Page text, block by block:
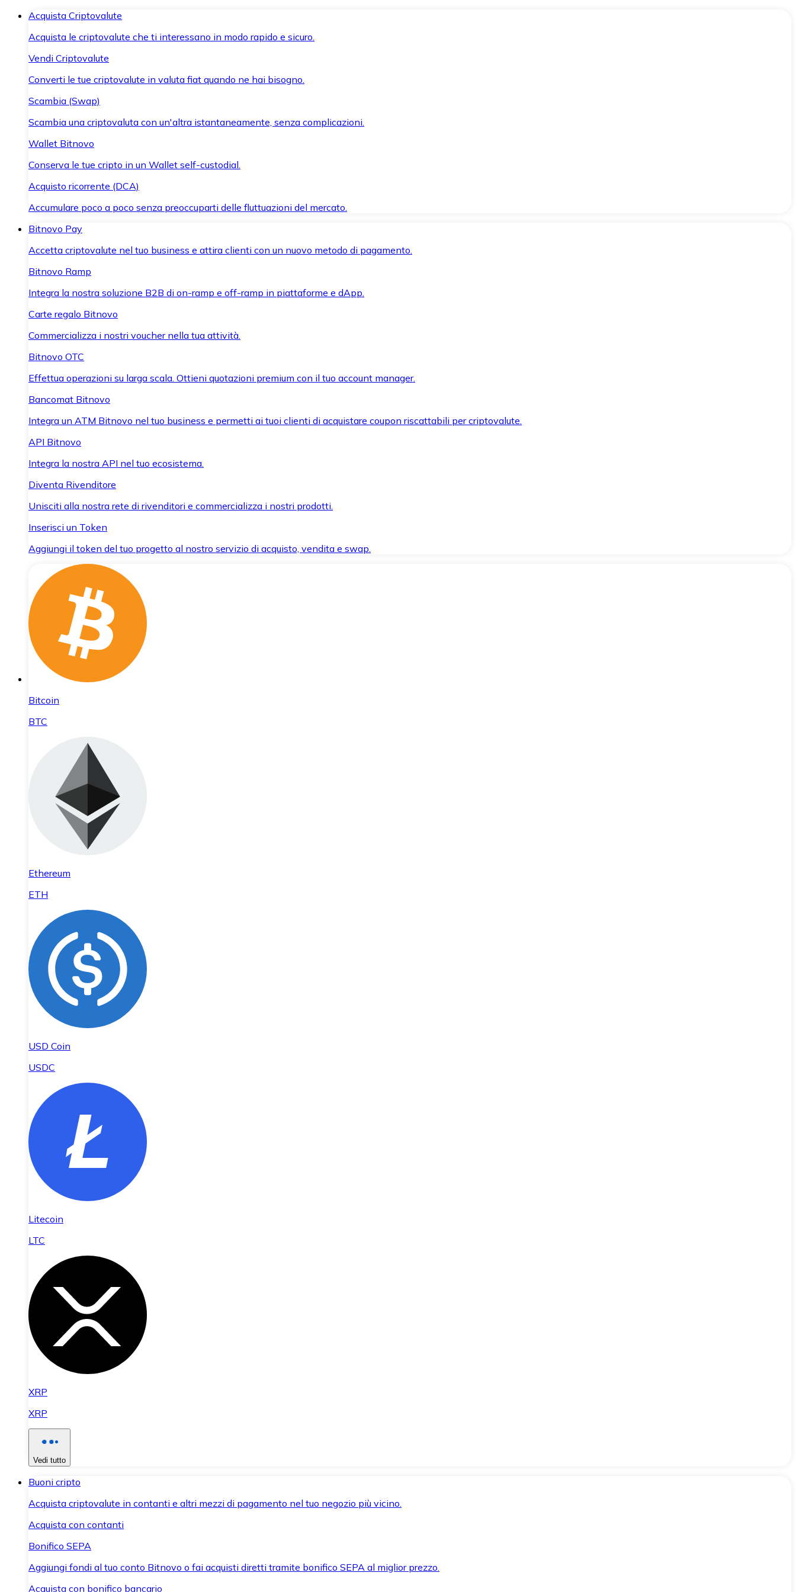
Acquista Criptovalute
Acquista le criptovalute che ti interessano in modo rapido e sicuro.
Vendi Criptovalute
Converti le tue criptovalute in valuta fiat quando ne hai bisogno.
Scambia (Swap)
Scambia una criptovaluta con un'altra istantaneamente, senza complicazioni.
Wallet Bitnovo
Conserva le tue cripto in un Wallet self-custodial.
Acquisto ricorrente (DCA)
Accumulare poco a poco senza preoccuparti delle fluttuazioni del mercato.
Bitnovo Pay
Accetta criptovalute nel tuo business e attira clienti con un nuovo metodo di pagamento.
Bitnovo Ramp
Integra la nostra soluzione B2B di on-ramp e off-ramp in piattaforme e dApp.
Carte regalo Bitnovo
Commercializza i nostri voucher nella tua attività.
Bitnovo OTC
Effettua operazioni su larga scala. Ottieni quotazioni premium con il tuo account manager.
Bancomat Bitnovo
Integra un ATM Bitnovo nel tuo business e permetti ai tuoi clienti di acquistare coupon riscattabili per criptovalute.
API Bitnovo
Integra la nostra API nel tuo ecosistema.
Diventa Rivenditore
Unisciti alla nostra rete di rivenditori e commercializza i nostri prodotti.
Inserisci un Token
Aggiungi il token del tuo progetto al nostro servizio di acquisto, vendita e swap.
Bitcoin
BTC
Ethereum
ETH
USD Coin
USDC
Litecoin
LTC
XRP
XRP
Vedi tutto
Buoni cripto
Acquista criptovalute in contanti e altri mezzi di pagamento nel tuo negozio più vicino.
Acquista con contanti
Bonifico SEPA
Aggiungi fondi al tuo conto Bitnovo o fai acquisti diretti tramite bonifico SEPA al miglior prezzo.
Acquista con bonifico bancario